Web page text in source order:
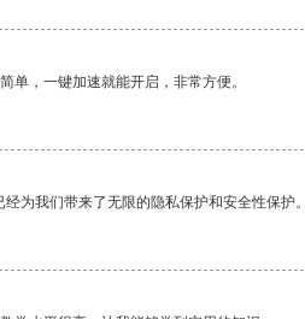
单，一键加速就能开启，非常方便。
为我们带来了无限的隐私保护和安全性保护